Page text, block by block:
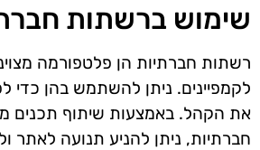
שימוש ברשתות
רשתות חברתיות הן פלטפורמה
לקמפיינים. ניתן להשתמש בהן כדי
את הקהל. באמצעות שיתוף תכנים
חברתיות, ניתן להניע תנועה לאתר